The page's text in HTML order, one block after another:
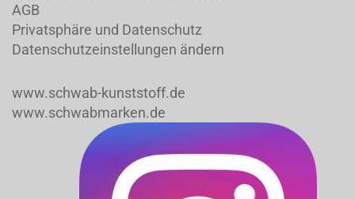
AGB
Privatsphäre und Datenschutz
Datenschutzeinstellungen ändern
www.schwab-kunststoff.de
www.schwabmarken.de